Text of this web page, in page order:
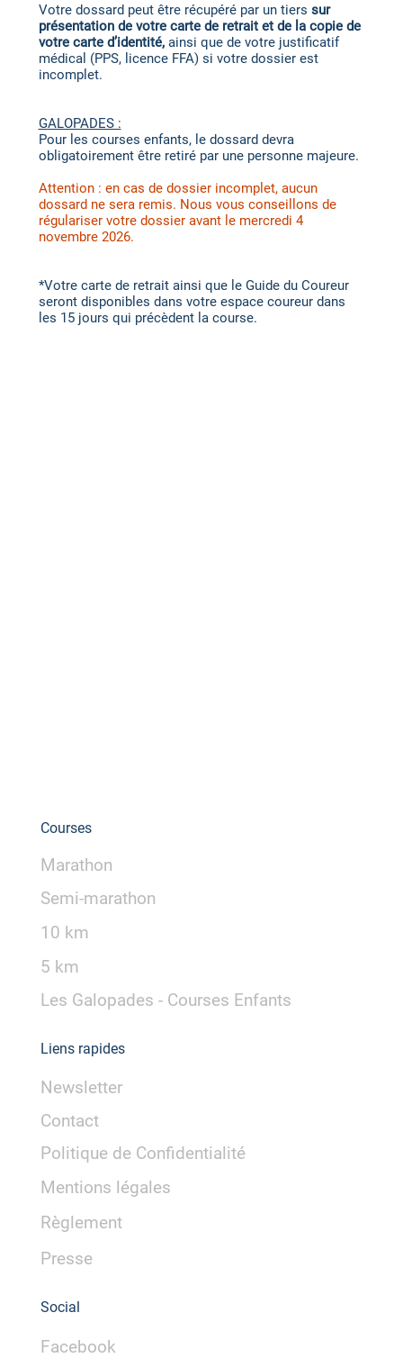
Votre dossard peut être récupéré par un tiers sur
présentation de votre carte de retrait et de la copie de
votre carte d’identité,ainsi que de votre justificatif
médical (PPS, licence FFA) si votre dossier est
incomplet.
GALOPADES :
Pour les courses enfants, le dossard devra
obligatoirement être retiré par une personne majeure.
Attention : en cas de dossier incomplet, aucun
dossard ne sera remis. Nous vous conseillons de
régulariser votre dossier avant le mercredi 4
novembre 2026.
*Votre carte de retrait ainsi que le Guide du Coureur
seront disponibles dans votre espace coureur dans
les 15 jours qui précèdent la course.
Courses
Marathon
Semi-marathon
10 km
5 km
Les Galopades - Courses Enfants
Liens rapides
Newsletter
Contact
Politique de Confidentialité
Règlement
Mentions légales
Presse
Social
Facebook